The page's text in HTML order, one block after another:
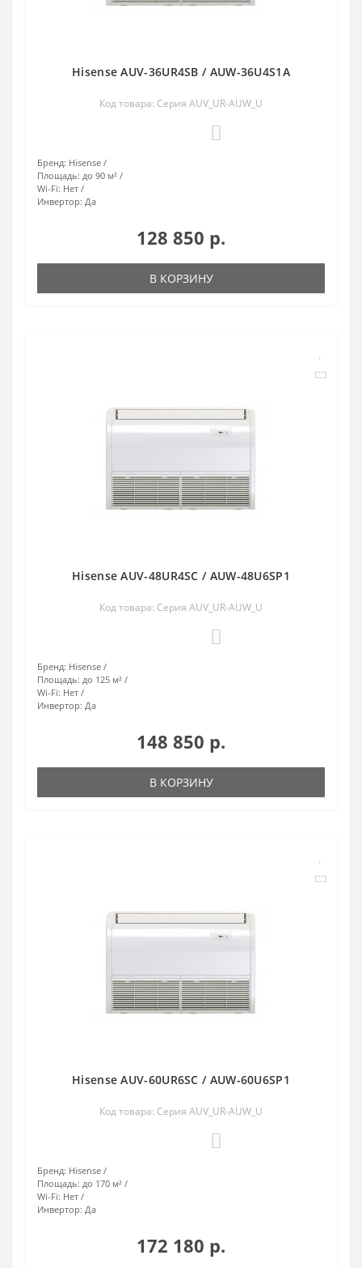
Hisense AUV-36UR4SB / AUW-36U4S1A
Код товара: Серия AUV_UR-AUW_U
Бренд: Hisense
Площадь: до 90 м²
Wi-Fi: Нет
Инвертор: Да
128 850 р.
В КОРЗИНУ
Hisense AUV-48UR4SC / AUW-48U6SP1
Код товара: Серия AUV_UR-AUW_U
Бренд: Hisense
Площадь: до 125 м²
Wi-Fi: Нет
Инвертор: Да
148 850 р.
В КОРЗИНУ
Hisense AUV-60UR6SC / AUW-60U6SP1
Код товара: Серия AUV_UR-AUW_U
Бренд: Hisense
Площадь: до 170 м²
Wi-Fi: Нет
Инвертор: Да
172 180 р.